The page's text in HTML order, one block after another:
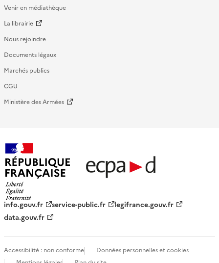
Venir en médiathèque
La librairie
Nous rejoindre
Documents légaux
Marchés publics
CGU
Ministère des Armées
française - ECPAD
info.gouv.fr service-public.fr
legifrance.gouv.fr
data.gouv.fr
Accessibilité : non conforme
Données personnelles et cookies